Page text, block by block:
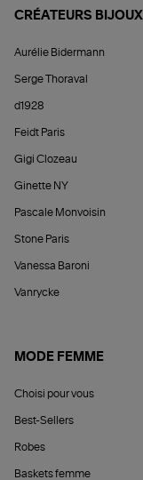
CRÉATEURS BIJOUX
Aurélie Bidermann
Serge Thoraval
d1928
Feidt Paris
Gigi Clozeau
Ginette NY
Pascale Monvoisin
Stone Paris
Vanessa Baroni
Vanrycke
MODE FEMME
Choisi pour vous
Best-Sellers
Robes
Baskets femme